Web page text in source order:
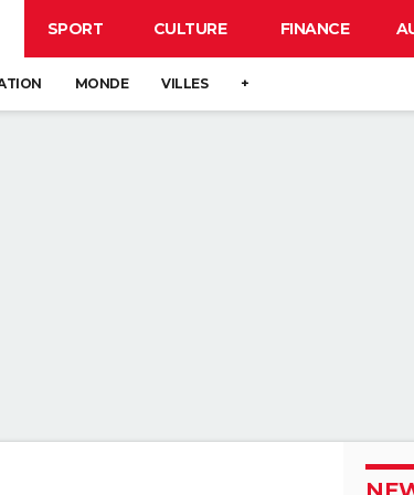
SPORT CULTURE FINANCE
MONDE VILLES +